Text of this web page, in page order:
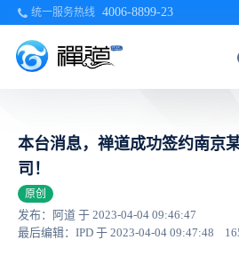
统一服务热线 4006-8899-23
本台消息，禅道成功签约南京
司！
原创
发布：阿道 于 2023-04-04 09:46:47
最后编辑：IPD 于 2023-04-04 09:47:48